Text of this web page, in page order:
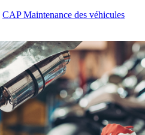
CAP Maintenance des véhicules